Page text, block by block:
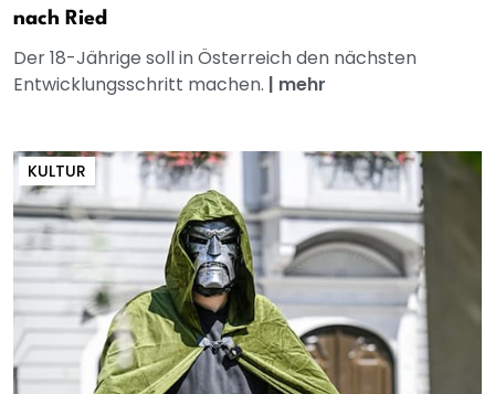
nach Ried
Der 18-Jährige soll in Österreich den nächsten
Entwicklungsschritt machen. | mehr
KULTUR